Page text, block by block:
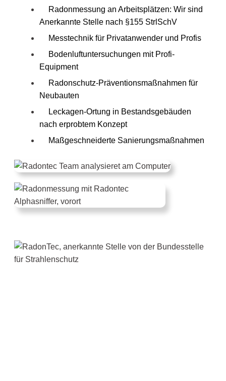
Radonmessung an Arbeitsplätzen: Wir sind
Anerkannte Stelle nach §155 StrlSchV
Messtechnik für Privatanwender und Profis
Bodenluftuntersuchungen mit Profi-
Equipment
Radonschutz-Präventionsmaßnahmen für
Neubauten
Leckagen-Ortung in Bestandsgebäuden
nach erprobtem Konzept
Maßgeschneiderte Sanierungsmaßnahmen